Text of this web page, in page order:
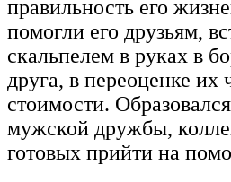
правильность его
помогли его друзьям,
скальпелем в руках в
друга, в переоценке их
стоимости.
мужской дружбы,
готовых прийти на